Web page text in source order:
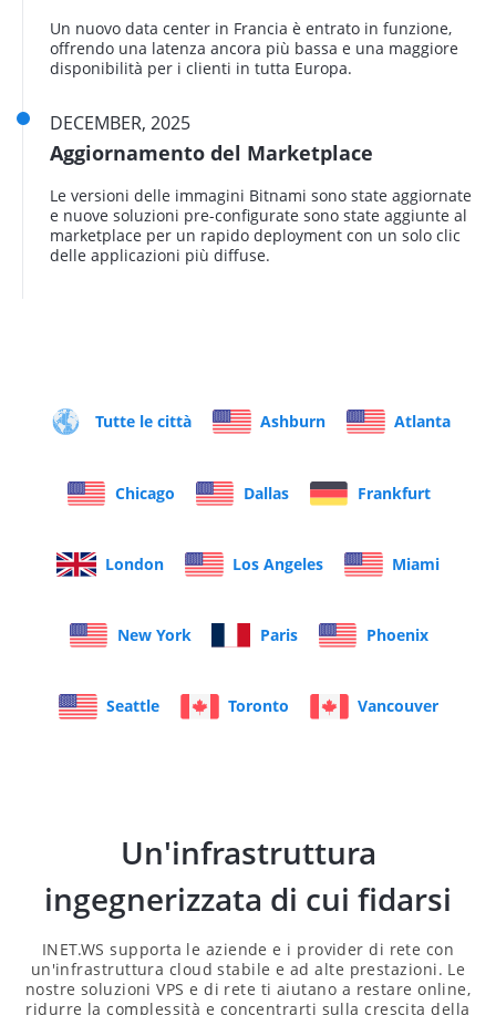
Un nuovo data center in Francia è entrato in funzione,
offrendo una latenza ancora più bassa e una maggiore
disponibilità per i clienti in tutta Europa.
DECEMBER, 2025
Aggiornamento del Marketplace
Le versioni delle immagini Bitnami sono state aggiornate
e nuove soluzioni pre-configurate sono state aggiunte al
marketplace per un rapido deployment con un solo clic
delle applicazioni più diffuse.
Tutte le città Ashburn Atlanta
Chicago Dallas Frankfurt
London Los Angeles Miami
New York Paris Phoenix
Seattle Toronto Vancouver
Un'infrastruttura
ingegnerizzata di cui fidarsi
INET.WS supporta le aziende e i provider di rete con
un'infrastruttura cloud stabile e ad alte prestazioni. Le
nostre soluzioni VPS e di rete ti aiutano a restare online,
ridurre la complessità e concentrarti sulla crescita della